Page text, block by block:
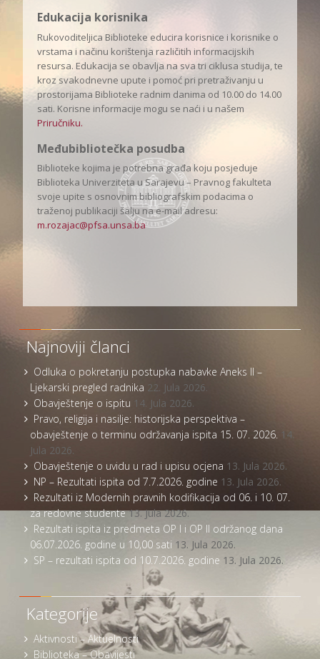
Edukacija korisnika
Rukovoditeljica Biblioteke educira korisnice i korisnike o
vrstama i načinu korištenja različitih informacijskih
resursa. Edukacija se obavlja na sva tri ciklusa studija, te
kroz svakodnevne upute i pomoć pri pretraživanju u
prostorijama Biblioteke radnim danima od 10.00 do 14.00
sati. Korisne informacije mogu se naći i u našem
Priručniku.
Međubibliotečka posudba
Biblioteke kojima je potrebna građa koju posjeduje
Biblioteka Univerziteta u Sarajevu – Pravnog fakulteta
svoje upite s osnovnim bibliografskim podacima o
traženoj publikaciji šalju na e-mail adresu:
m.rozajac@pfsa.unsa.ba
Najnoviji članci
Odluka o pokretanju postupka nabavke Aneks II –
Ljekarski pregled radnika 22. Jula 2026.
Obavještenje o ispitu 14. Jula 2026.
Pravo, religija i nasilje: historijska perspektiva –
obavještenje o terminu održavanja ispita 15. 07. 2026. 14.
Jula 2026.
Obavještenje o uvidu u rad i upisu ocjena 13. Jula 2026.
NP – Rezultati ispita od 7.7.2026. godine 13. Jula 2026.
Rezultati iz Modernih pravnih kodifikacija od 06. i 10. 07.
za redovne studente 13. Jula 2026.
Rezultati ispita iz predmeta OP I i OP II održanog dana
06.07.2026. godine u 10,00 sati 13. Jula 2026.
SP – rezultati ispita od 10.7.2026. godine 13. Jula 2026.
Kategorije
Aktivnosti – Aktuelnosti
Biblioteka – Obavijesti